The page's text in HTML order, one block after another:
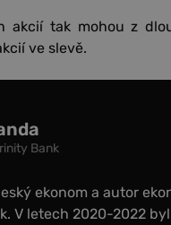
akcií tak mohou z
ve slevě.
Bank
ekonom a autor
V letech 2020-2022